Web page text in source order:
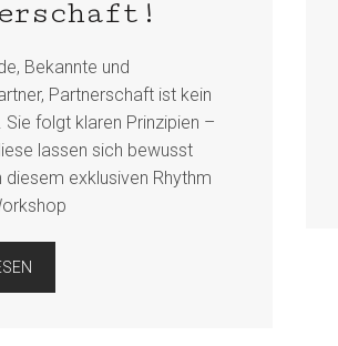
Bekannte und
Partnerschaft ist kein
Sie folgt klaren Prinzipien –
lassen sich bewusst
diesem exklusiven Rhythm